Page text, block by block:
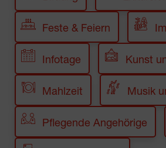
Feste & Feiern
Infotage Kunst
Mahlzeit Musik
Pflegende Angehörige